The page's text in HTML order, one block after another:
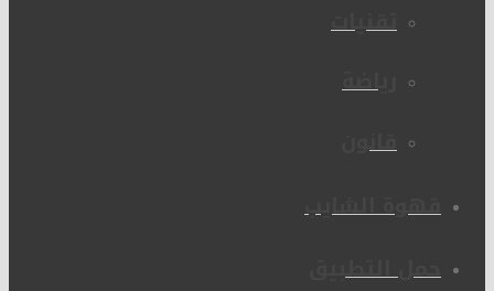
تقنيات
رياضة
قانون
قهوة الشايب
حمل التطبيق